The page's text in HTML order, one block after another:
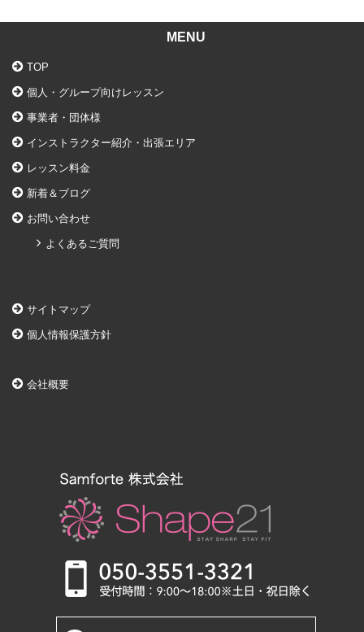
MENU
TOP
個人・グループ向けレッスン
事業者・団体様
インストラクター紹介・出張エリア
レッスン料金
新着＆ブログ
お問い合わせ
よくあるご質問
サイトマップ
個人情報保護方針
会社概要